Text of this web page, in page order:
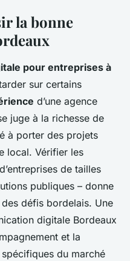
la bonne
pour entreprises à
sur certains
d’une agence
juge à la richesse de
à porter des projets
local. Vérifier les
de tailles
publiques – donne
défis bordelais. Une
digitale Bordeaux
et la
du marché